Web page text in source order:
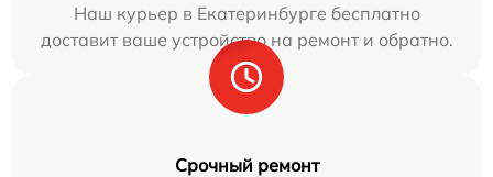
Наш курьер в Екатеринбурге бесплатно
доставит ваше устройство на ремонт и обратно.
Срочный ремонт